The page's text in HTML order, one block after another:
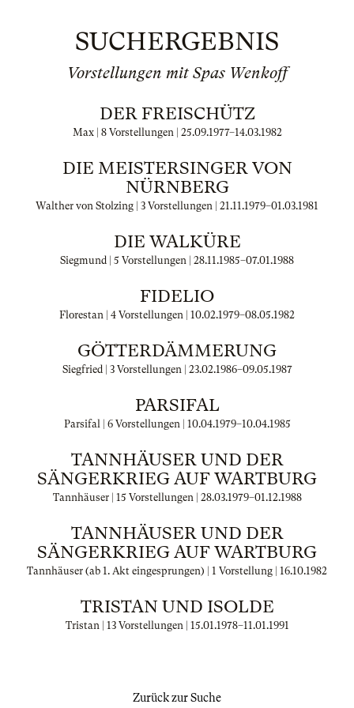
SUCHERGEBNIS
Vorstellungen mit Spas Wenkoff
DER FREISCHÜTZ
Max | 8 Vorstellungen | 25.09.1977–14.03.1982
DIE MEISTERSINGER VON
NÜRNBERG
Walther von Stolzing | 3 Vorstellungen | 21.11.1979–01.03.1981
DIE WALKÜRE
Siegmund | 5 Vorstellungen | 28.11.1985–07.01.1988
FIDELIO
Florestan | 4 Vorstellungen | 10.02.1979–08.05.1982
GÖTTERDÄMMERUNG
Siegfried | 3 Vorstellungen | 23.02.1986–09.05.1987
PARSIFAL
Parsifal | 6 Vorstellungen | 10.04.1979–10.04.1985
TANNHÄUSER UND DER
SÄNGERKRIEG AUF WARTBURG
Tannhäuser | 15 Vorstellungen | 28.03.1979–01.12.1988
TANNHÄUSER UND DER
SÄNGERKRIEG AUF WARTBURG
Tannhäuser (ab 1. Akt eingesprungen) | 1 Vorstellung | 16.10.1982
TRISTAN UND ISOLDE
Tristan | 13 Vorstellungen | 15.01.1978–11.01.1991
Zurück zur Suche